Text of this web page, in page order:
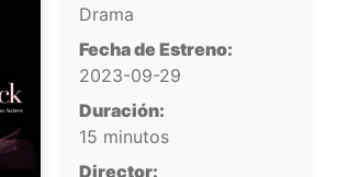
Drama
Fecha de Estreno:
2023-09-29
Duración:
15 minutos
Director: